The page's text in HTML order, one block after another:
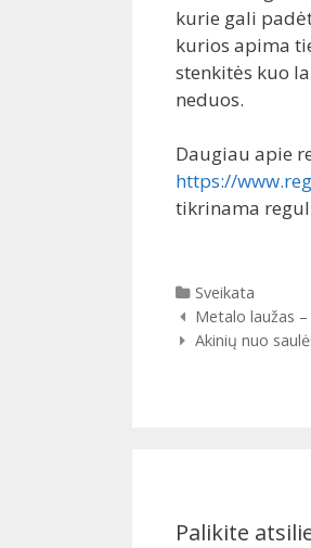
kurie gali
kurios apima
stenkitės kuo
neduos.
Daugiau apie
https://
tikrinama
Kategorijos
Sveikata
Įrašų
navigacija
Metalo laužas
Akinių nuo
Palikite